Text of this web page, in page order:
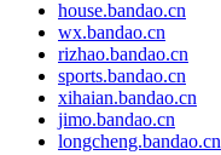
house.bandao.cn
wx.bandao.cn
rizhao.bandao.cn
sports.bandao.cn
xihaian.bandao.cn
jimo.bandao.cn
longcheng.bandao.cn